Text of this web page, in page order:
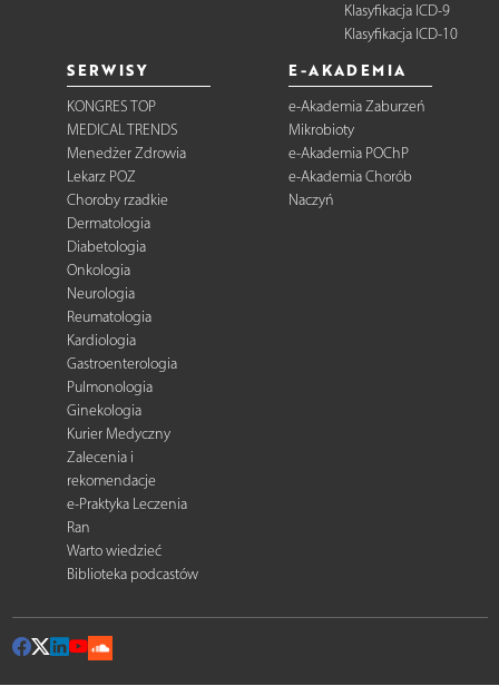
Klasyfikacja ICD-9
Klasyfikacja ICD-10
SERWISY
KONGRES TOP
MEDICAL TRENDS
Menedżer Zdrowia
Lekarz POZ
Choroby rzadkie
Dermatologia
Diabetologia
Onkologia
Neurologia
Reumatologia
Kardiologia
Gastroenterologia
Pulmonologia
Ginekologia
Kurier Medyczny
Zalecenia i
rekomendacje
e-Praktyka Leczenia
Ran
Warto wiedzieć
Biblioteka podcastów
E-AKADEMIA
e-Akademia Zaburzeń
Mikrobioty
e-Akademia POChP
e-Akademia Chorób
Naczyń